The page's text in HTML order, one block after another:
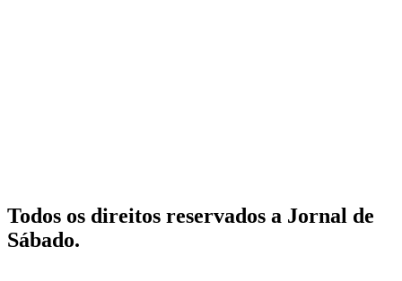
Todos os direitos reservados a Jornal de
Sábado.